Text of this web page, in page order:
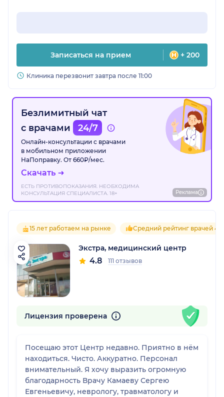
Записаться на прием + 200
Клиника перезвонит завтра после 11:00
Безлимитный чат
с врачами
24/7
Онлайн-консультации с врачами
в мобильном приложении
НаПоправку. От 660₽/мес.
Скачать
ЕСТЬ ПРОТИВОПОКАЗАНИЯ. НЕОБХОДИМА
КОНСУЛЬТАЦИЯ СПЕЦИАЛИСТА. 18+
Реклама
15 лет работаем на рынке Средний рейтинг врачей 4.7
Экстра, медицинский центр
4.8 111 отзывов
Лицензия проверена
Посещаю этот Центр недавно. Приятно в нём
находиться. Чисто. Аккуратно. Персонал
внимательный. Я хочу выразить огромную
благодарность Врачу Камаеву Сергею
Евгеньевичу, неврологу, травматологу и